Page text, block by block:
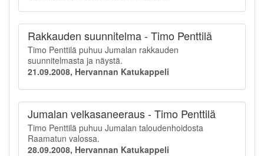
Rakkauden suunnitelma - Timo Penttilä
Timo Penttilä puhuu Jumalan rakkauden
suunnitelmasta ja näystä.
21.09.2008, Hervannan Katukappeli
Jumalan velkasaneeraus - Timo Penttilä
Timo Penttilä puhuu Jumalan taloudenhoidosta
Raamatun valossa.
28.09.2008, Hervannan Katukappeli